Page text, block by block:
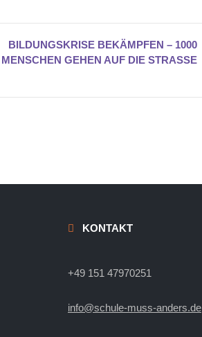
BILDUNGSKRISE BEKÄMPFEN – 1000
MENSCHEN GEHEN AUF DIE STRASSE
KONTAKT
+49 151 47970251
info@schule-muss-anders.de